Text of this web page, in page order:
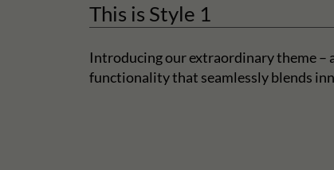
This is Style 1
Introducing our extraordinary theme –
functionality that seamlessly blends